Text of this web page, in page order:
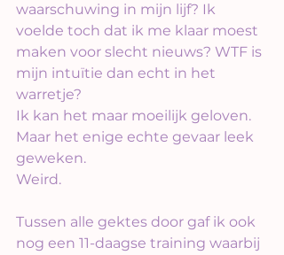
waarschuwing in mijn lijf? Ik
voelde toch dat ik me klaar moest
maken voor slecht nieuws? WTF is
mijn intuïtie dan echt in het
warretje?
Ik kan het maar moeilijk geloven.
Maar het enige echte gevaar leek
geweken.
Weird.
Tussen alle gektes door gaf ik ook
nog een 11-daagse training waarbij